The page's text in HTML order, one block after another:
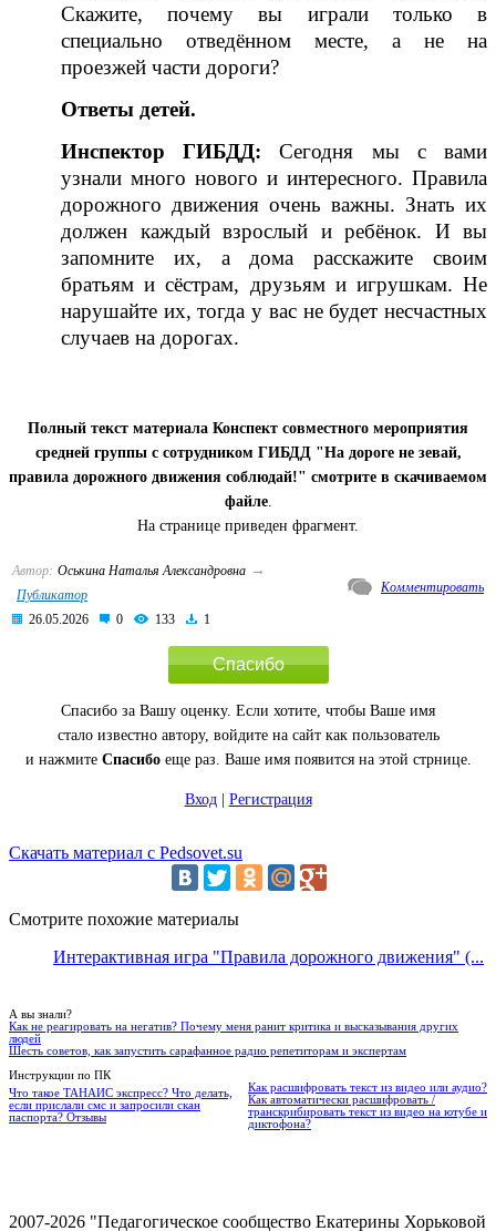
Скажите, почему вы играли только в
специально отведённом месте, а не на
проезжей части дороги?
Ответы детей.
Инспектор ГИБДД: Сегодня мы с вами
узнали много нового и интересного. Правила
дорожного движения очень важны. Знать их
должен каждый взрослый и ребёнок. И вы
запомните их, а дома расскажите своим
братьям и сёстрам, друзьям и игрушкам. Не
нарушайте их, тогда у вас не будет несчастных
случаев на дорогах.
Полный текст материала Конспект совместного мероприятия
средней группы с сотрудником ГИБДД "На дороге не зевай,
правила дорожного движения соблюдай!" смотрите в скачиваемом
файле.
На странице приведен фрагмент.
Автор: Оськина Наталья Александровна →
Публикатор
26.05.2026
0 133 1
Комментировать
Спасибо
Спасибо за Вашу оценку. Если хотите, чтобы Ваше имя
стало известно автору, войдите на сайт как пользователь
и нажмите Спасибоеще раз. Ваше имя появится на этой стрнице.
Вход| Регистрация
Скачать материал с Pedsovet.su
Смотрите похожие материалы
Интерактивная игра "Правила дорожного движения" (...
А вы знали?
Как не реагировать на негатив? Почему меня ранит критика и высказывания других
людей
Шесть советов, как запустить сарафанное радио репетиторам и экспертам
Инструкции по ПК
Что такое ТАНАИС экспресс? Что делать,
если прислали смс и запросили скан
паспорта? Отзывы
Как расшифровать текст из видео или аудио?
Как автоматически расшифровать /
транскрибировать текст из видео на ютубе и
диктофона?
2007-2026 "Педагогическое сообщество Екатерины Хорьковой